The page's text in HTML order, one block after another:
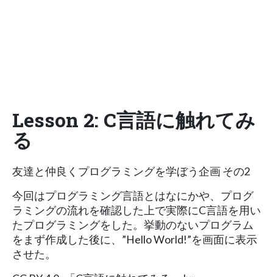
Lesson 2: C言語に触れてみ
る
友達と仲良くプログラミングを学ぼう企画 その2
今回はプログラミング言語とはなにかや、プログ
ラミングの流れを確認した上で実際にC言語を用い
たプログラミングをした。挙動のないプログラム
をまず作成した後に、”Hello World!”を画面に表示
させた。